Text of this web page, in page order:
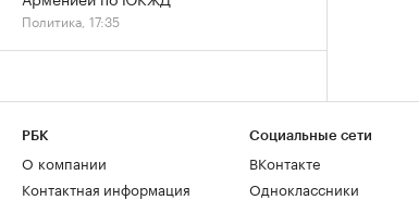
Политика, 17:35
РБК
О компании
Контактная информация
Социальные сети
ВКонтакте
Одноклассники